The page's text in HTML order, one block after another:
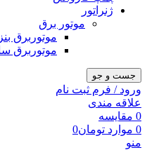
ژنراتور
موتور برق
موتوربرق
موتوربرق
جست و جو
ورود / فرم ثبت نام
علاقه مندی
0 مقایسه
0 موارد تومان0
منو